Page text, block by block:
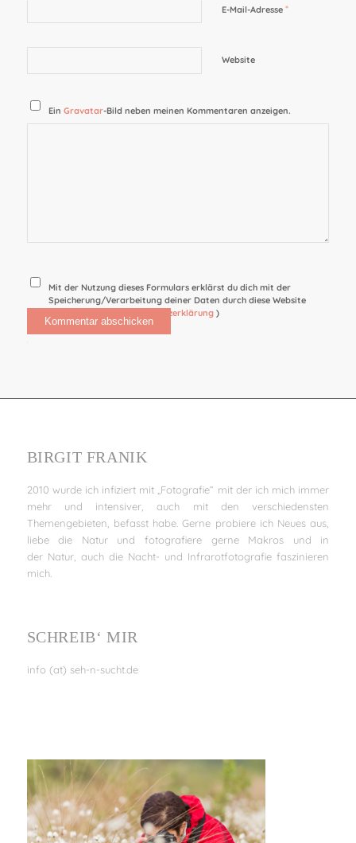
E-Mail-Adresse *
Website
EinGravatar-Bild neben meinen Kommentaren anzeigen.
Mit der Nutzung dieses Formulars erklärst du dich mit der
Speicherung/Verarbeitung deiner Daten durch diese Website
Datenschutzerklärung)
BIRGIT FRANIK
2010 wurde ich infiziert mit „Fotografie“ mit der ich mich immer
mehr und intensiver, auch mit den verschiedensten
Themengebieten, befasst habe. Gerne probiere ich Neues aus,
liebe die Natur und fotografiere gerne Makros und in
der Natur, auch die Nacht- und Infrarotfotografie faszinieren
mich.
SCHREIB‘ MIR
info (at) seh-n-sucht.de